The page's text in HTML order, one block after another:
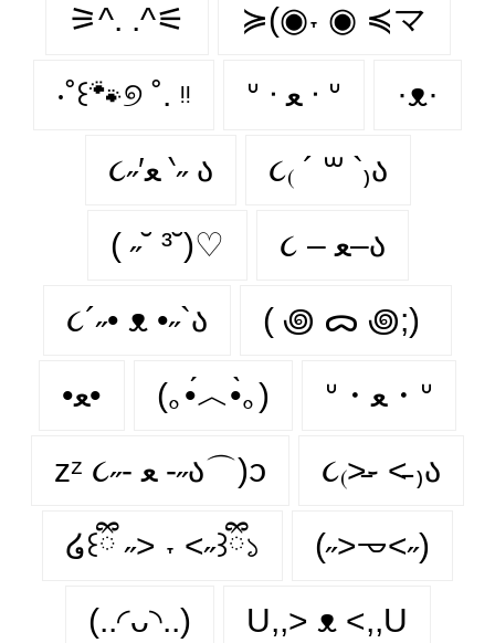
⚞^. .^⚟ ≽(◉˕ ◉ ≼マ
‧˚꒰🐾୭ ˚. ᵎᵎ ᐡ ᐧ ﻌ ᐧ ᐡ ·ᴥ·
૮˶′ﻌ ‵˶ ა ૮₍ ´ ꒳ `₎ა
( ˶˘ ³˘)♡ ૮ – ﻌ–ა
૮´˶• ᴥ •˶`ა ( ꩜ ᯅ ꩜;)⁭ ⁭
•ﻌ• (｡•́︿•̀｡) ᐡ・ﻌ・ᐡ
zᶻ ૮˶- ﻌ -˶ა⌒)ᦱ ૮₍˃̵֊ ˂̵ ₎ა
໒꒰ྀི ˶> ˕ <˶꒱ྀི১ (˶˃𐃷˂˶)
(..◜ᴗ◝..) U,,> ᴥ <,,U